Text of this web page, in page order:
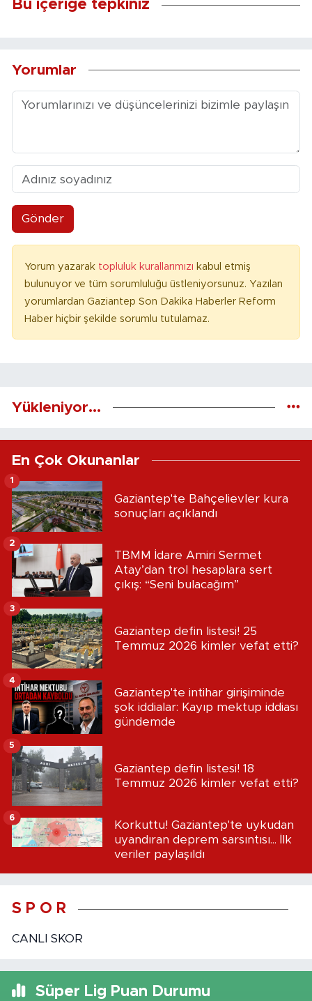
Bu içeriğe tepkiniz
Yorumlar
Gönder
Yorum yazarak topluluk kurallarımızı kabul etmiş
bulunuyor ve tüm sorumluluğu üstleniyorsunuz. Yazılan
yorumlardan Gaziantep Son Dakika Haberler Reform
Haber hiçbir şekilde sorumlu tutulamaz.
Yükleniyor...
En Çok Okunanlar
Gaziantep'te Bahçelievler kura
sonuçları açıklandı
1
TBMM İdare Amiri Sermet
Atay’dan trol hesaplara sert
çıkış: “Seni bulacağım”
2
Gaziantep defin listesi! 25
Temmuz 2026 kimler vefat etti?
3
Gaziantep'te intihar girişiminde
şok iddialar: Kayıp mektup iddiası
gündemde
4
Gaziantep defin listesi! 18
Temmuz 2026 kimler vefat etti?
5
Korkuttu! Gaziantep'te uykudan
uyandıran deprem sarsıntısı... İlk
veriler paylaşıldı
6
S P O R
CANLI SKOR
Süper Lig Puan Durumu